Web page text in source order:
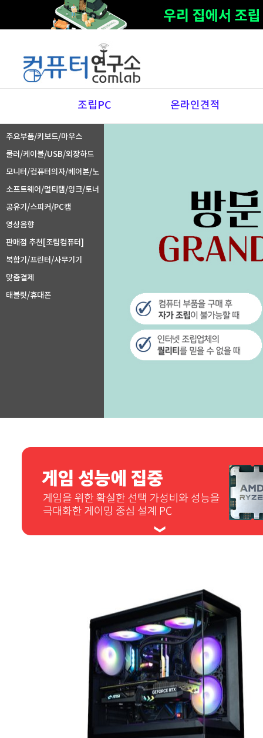
조립PC 온라인견적
주요부품/키보드/마우스
쿨러/케이블/USB/외장하드
모니터/컴퓨터의자/베어본/노
트북주변기기
소프트웨어/멀티탭/잉크/토너
공유기/스피커/PC캠
영상음향
판매점 추천[조립컴퓨터]
복합기/프린터/사무기기
맞춤결제
태블릿/휴대폰